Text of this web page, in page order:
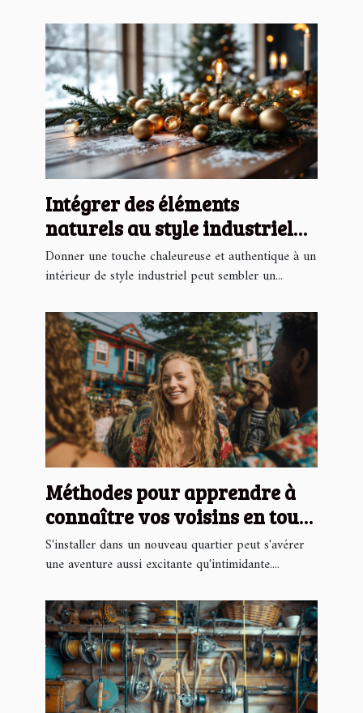
Intégrer des éléments
naturels au style industriel
pour Noël
Donner une touche chaleureuse et authentique à un
intérieur de style industriel peut sembler un...
Méthodes pour apprendre à
connaître vos voisins en toute
simplicité
S'installer dans un nouveau quartier peut s'avérer
une aventure aussi excitante qu'intimidante....